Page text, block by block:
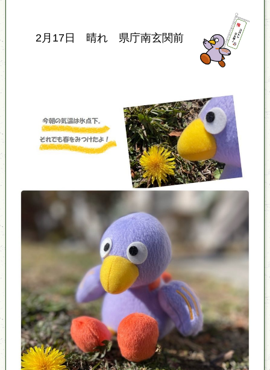
2月17日 晴れ 県庁南玄関前